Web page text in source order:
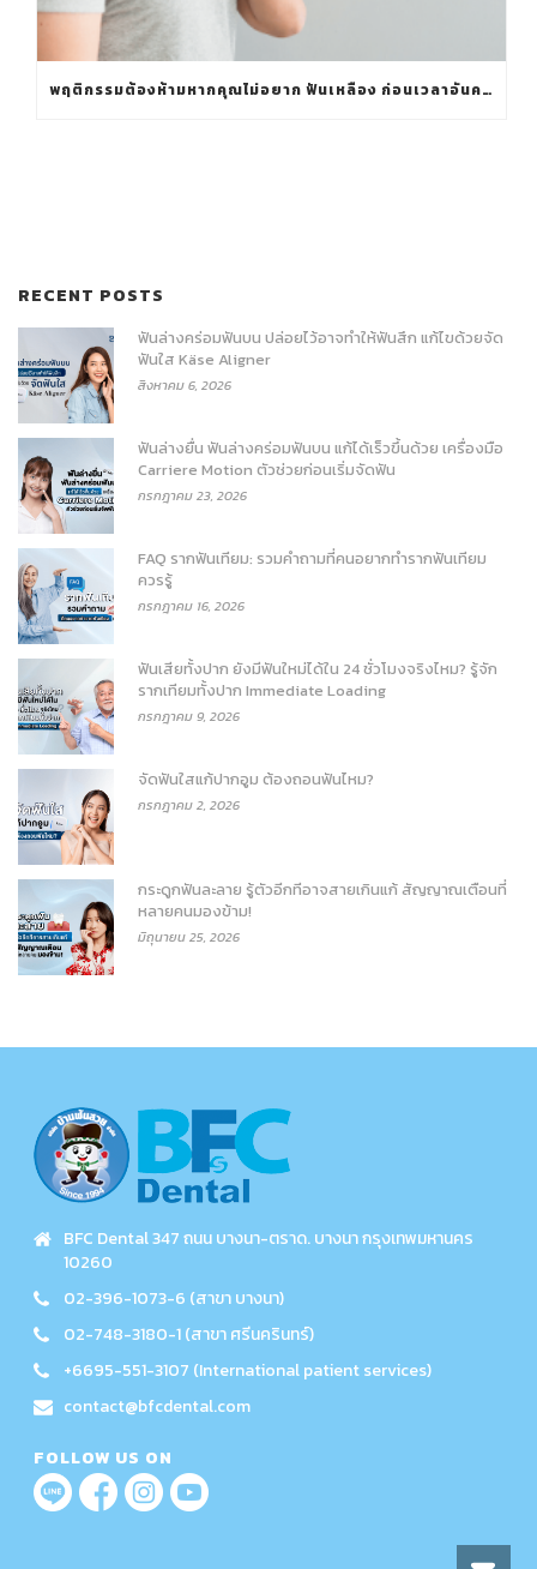
พฤติกรรมต้องห้ามหากคุณไม่อยาก ฟันเหลือง ก่อนเวลาอันควร
RECENT POSTS
ฟันล่างคร่อมฟันบน ปล่อยไว้อาจทำให้ฟันสึก แก้ไขด้วยจัด
ฟันใส Käse Aligner
สิงหาคม 6, 2026
ฟันล่างยื่น ฟันล่างคร่อมฟันบน แก้ได้เร็วขึ้นด้วย เครื่องมือ
Carriere Motion ตัวช่วยก่อนเริ่มจัดฟัน
กรกฎาคม 23, 2026
FAQ รากฟันเทียม: รวมคำถามที่คนอยากทำรากฟันเทียม
ควรรู้
กรกฎาคม 16, 2026
ฟันเสียทั้งปาก ยังมีฟันใหม่ได้ใน 24 ชั่วโมงจริงไหม? รู้จัก
รากเทียมทั้งปาก Immediate Loading
กรกฎาคม 9, 2026
จัดฟันใสแก้ปากอูม ต้องถอนฟันไหม?
กรกฎาคม 2, 2026
กระดูกฟันละลาย รู้ตัวอีกทีอาจสายเกินแก้ สัญญาณเตือนที่
หลายคนมองข้าม!
มิถุนายน 25, 2026
BFC Dental 347 ถนน บางนา-ตราด. บางนา กรุงเทพมหานคร
10260
02-396-1073-6 (สาขา บางนา)
02-748-3180-1 (สาขา ศรีนครินทร์)
+6695-551-3107 (International patient services)
contact@bfcdental.com
FOLLOW US ON